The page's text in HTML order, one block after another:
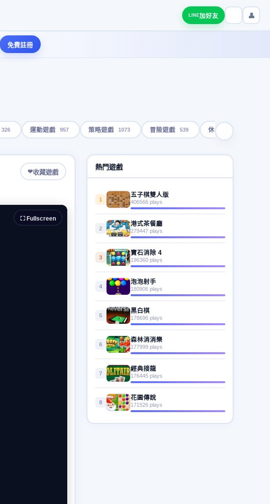
LINE加好友 👤
免費註冊
326 運動遊戲 957 策略遊戲 1073 冒險遊戲 539 休閒遊戲
❤收藏遊戲
⛶ Fullscreen
熱門遊戲
1
五子棋雙人版
406566 plays
2
港式茶餐廳
279447 plays
3
寶石消除 4
196360 plays
4
泡泡射手
180906 plays
5
黑白棋
178696 plays
6
森林消消樂
177999 plays
7
經典接龍
176445 plays
8
花園傳說
171526 plays